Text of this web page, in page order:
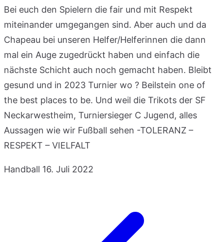
Bei euch den Spielern die fair und mit Respekt
miteinander umgegangen sind. Aber auch und da
Chapeau bei unseren Helfer/Helferinnen die dann
mal ein Auge zugedrückt haben und einfach die
nächste Schicht auch noch gemacht haben. Bleibt
gesund und in 2023 Turnier wo ? Beilstein one of
the best places to be. Und weil die Trikots der SF
Neckarwestheim, Turniersieger C Jugend, alles
Aussagen wie wir Fußball sehen -TOLERANZ –
RESPEKT – VIELFALT
Handball 16. Juli 2022